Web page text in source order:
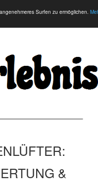
Surfen zu ermöglichen.
&